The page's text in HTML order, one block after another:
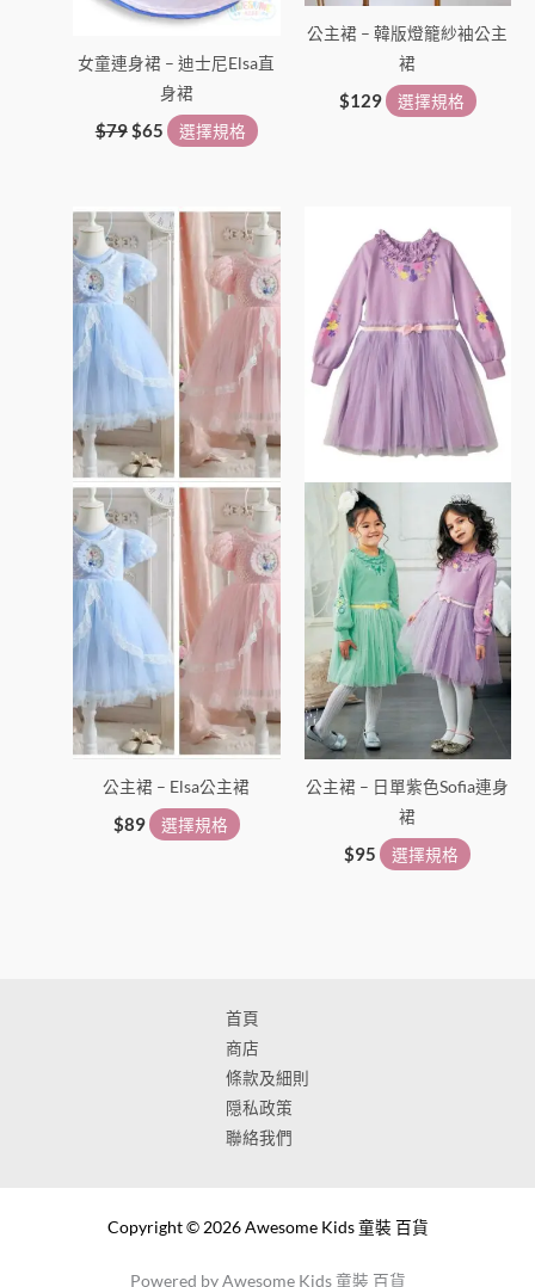
女童連身裙 – 迪士尼Elsa直
身裙
$79$65 選擇規格
在
品
面
選
公主裙 – 韓版燈籠紗袖公主
裙
$129 選擇規格
在
產
頁
公主裙 – Elsa公主裙
$89 選擇規格
此
產
品
有
多
種
式。
可
在
產
品
頁
面
選
擇
選
項
公主裙 – 日單紫色Sofia連身
裙
$95 選擇規格
品
有
多
種
款
式。
可
在
產
品
頁
面
選
擇
選
項
首頁
商店
條款及細則
隠私政策
聯絡我們
Copyright © 2026 Awesome Kids 童裝 百貨
Powered by Awesome Kids 童裝 百貨